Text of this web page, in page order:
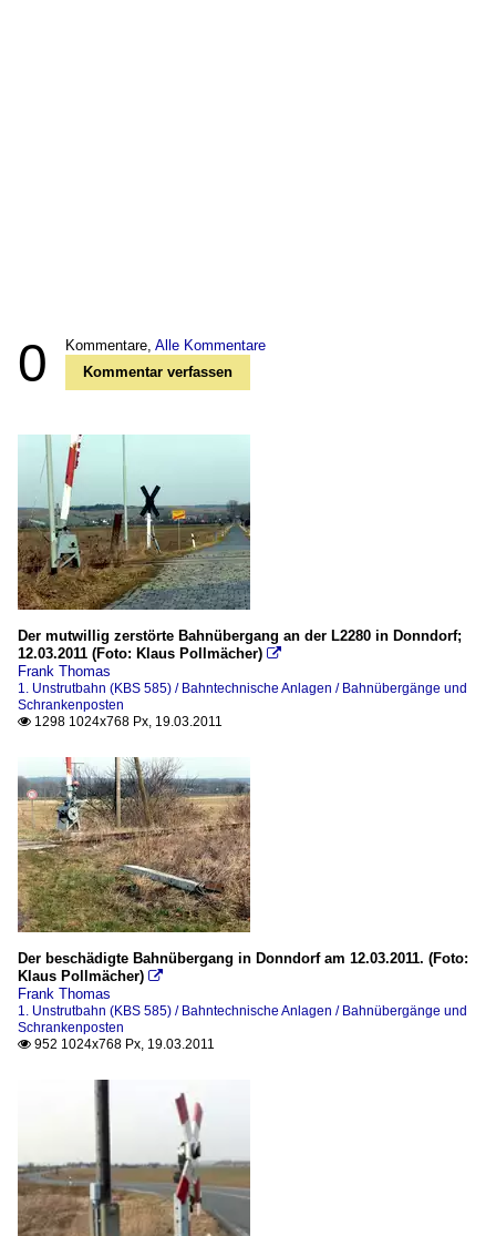
0 Kommentare, Alle Kommentare
Kommentar verfassen
Der mutwillig zerstörte Bahnübergang an der L2280 in Donndorf;
12.03.2011 (Foto: Klaus Pollmächer) 
Frank Thomas
1. Unstrutbahn (KBS 585) / Bahntechnische Anlagen / Bahnübergänge und
Schrankenposten
 1298 1024x768 Px, 19.03.2011
Der beschädigte Bahnübergang in Donndorf am 12.03.2011. (Foto:
Klaus Pollmächer) 
Frank Thomas
1. Unstrutbahn (KBS 585) / Bahntechnische Anlagen / Bahnübergänge und
Schrankenposten
 952 1024x768 Px, 19.03.2011